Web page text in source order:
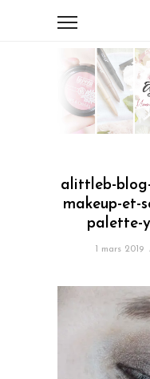
alittleb-
makeup-et-
palette-
1 mars 2019